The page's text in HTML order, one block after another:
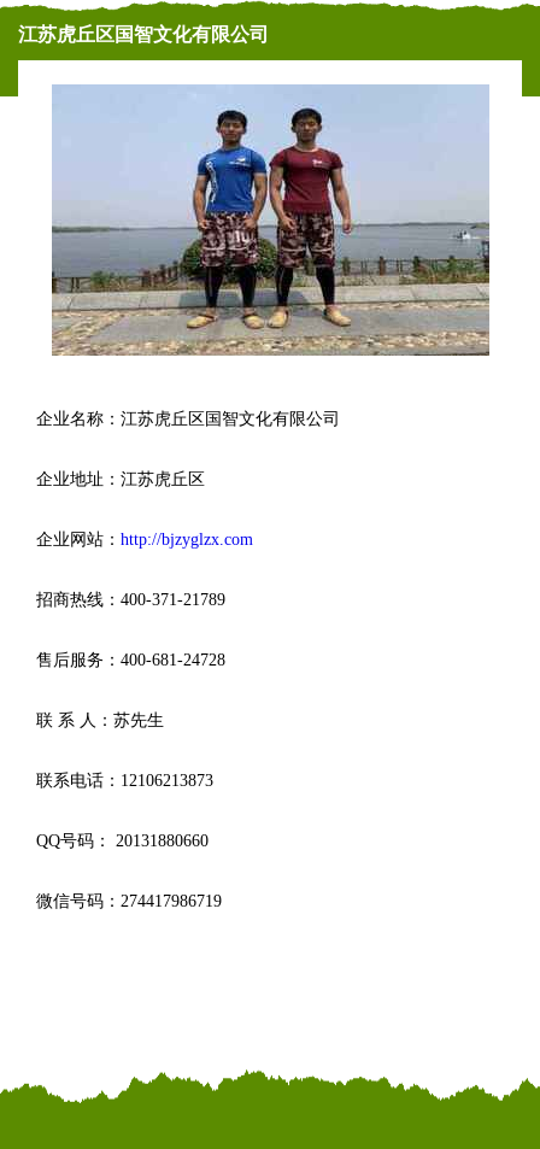
江苏虎丘区国智文化有限公司
企业名称：江苏虎丘区国智文化有限公司
企业地址：江苏虎丘区
企业网站： http://bjzyglzx.com
招商热线：400-371-21789
售后服务：400-681-24728
联 系 人：苏先生
联系电话：12106213873
QQ号码： 20131880660
微信号码：274417986719